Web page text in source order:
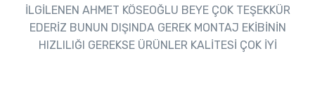
İLGİLENEN AHMET KÖSEOĞLU BEYE ÇOK TEŞEKKÜR
EDERİZ BUNUN DIŞINDA GEREK MONTAJ EKİBİNİN
HIZLILIĞI GEREKSE ÜRÜNLER KALİTESİ ÇOK İYİ